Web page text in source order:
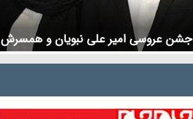
جشن عروسی امیر علی نبویان و همسرش